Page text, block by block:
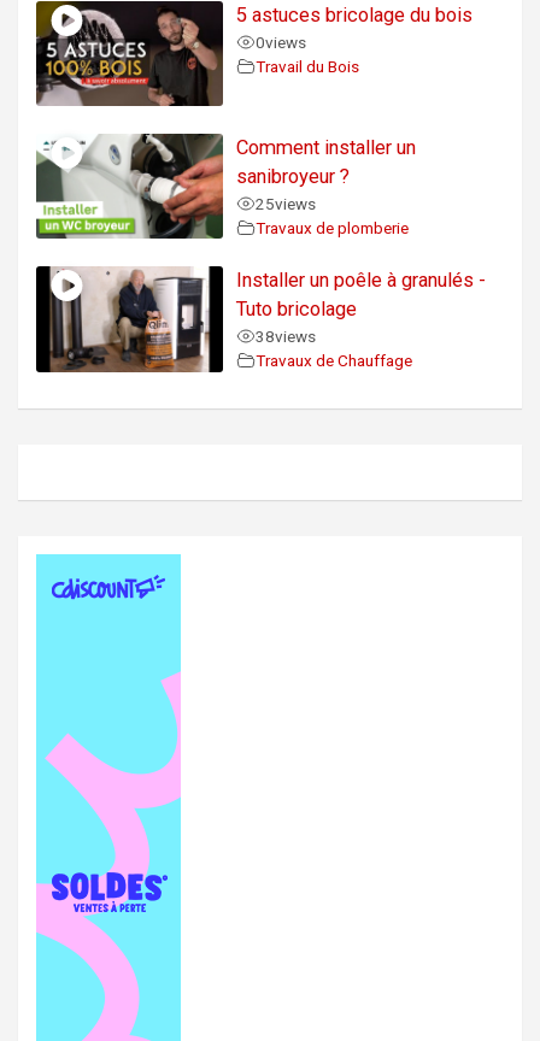
5 astuces bricolage du bois
0views
Travail du Bois
Comment installer un
sanibroyeur ?
25views
Travaux de plomberie
Installer un poêle à granulés -
Tuto bricolage
38views
Travaux de Chauffage